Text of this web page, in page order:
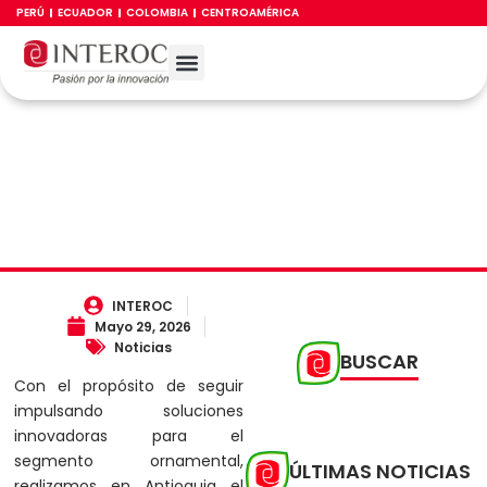
contenido
PERÚ ECUADOR COLOMBIA CENTROAMÉRICA
NONSTOP SIN LÍMITES: INNOVACION PARA
INTEROC
Mayo 29, 2026
Noticias
Con el propósito de seguir
impulsando soluciones
innovadoras para el
segmento ornamental,
BUSCAR
ÚLTIMAS NOTICIAS